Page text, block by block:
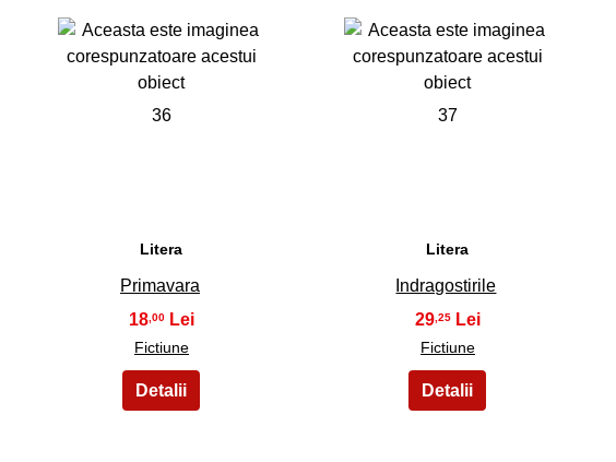
36
Litera
Primavara
18 ,00
Fictiune
37
Litera
Indragostirile
29,25
Fictiune